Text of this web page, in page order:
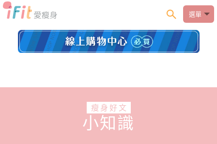
選單
瘦身好文
小知識